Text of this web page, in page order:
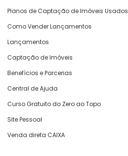
Planos de Captação de Imóveis Usados
Como Vender Lançamentos
Lançamentos
Captação de Imóveis
Benefícios e Parcerias
Central de Ajuda
Curso Gratuito do Zero ao Topo
Site Pessoal
Venda direta CAIXA